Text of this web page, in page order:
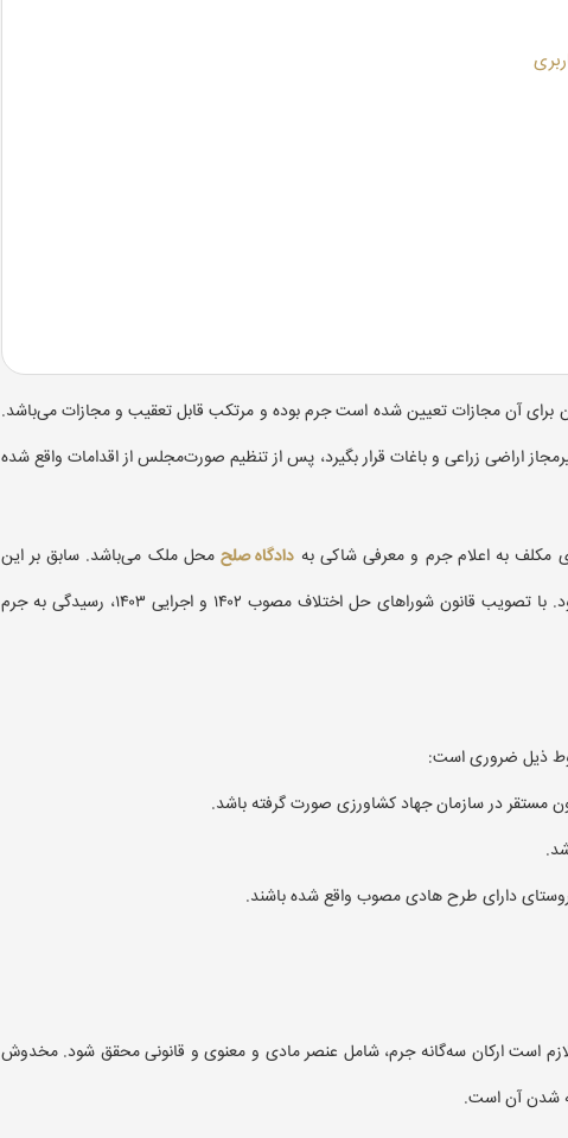
در قانون برای آن مجازات تعیین شده است جرم بوده و مرتکب قابل تعقیب و مجازات می‌باشد.
اراضی زراعی و باغات قرار بگیرد، پس از تنظیم صورت‌مجلس از اقدامات واقع شده
مکلف به اعلام جرم و معرفی شاکی به دادگاه صلحمحل ملک می‌باشد. سابق بر این
دادگاه کیفری ۲ مستقیماً به موضوع جرم رسیدگی می‌نمود. با تصویب قانون شوراهای حل اختلاف مصوب ۱۴۰۲ و اجرایی ۱۴۰۳، رسیدگی به جرم
ذیل ضروری است:
لازم است ارکان سه‌گانه جرم، شامل عنصر مادی و معنوی و قانونی محقق شود. مخدوش
شدن آن است.